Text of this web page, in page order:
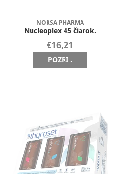
NORSA PHARMA
Nucleoplex 45 čiarok.
€16,21
POZRI .